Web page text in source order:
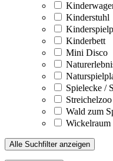
Kinderstuhl
Kinderbett
Mini Disco
Spielecke /
Streichelzoo
Wald zum
Wickelraum
Alle Suchfilter anzeigen